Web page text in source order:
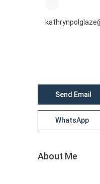
Send Email
WhatsApp
About Me